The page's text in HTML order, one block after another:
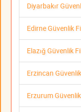
Diyarbakır
Edirne Güvenlik
Elazığ Güvenlik
Erzincan
Erzurum